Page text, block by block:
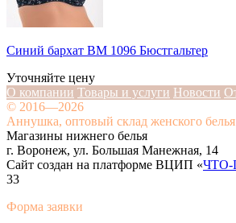
Синий бархат BM 1096 Бюстгальтер
Уточняйте цену
О компании Товары и услуги Новости
© 2016—2026
Аннушка, оптовый склад женского белья
Магазины нижнего белья
г. Воронеж, ул. Большая Манежная, 14
Сайт создан на платформе ВЦИП «
33
Форма заявки